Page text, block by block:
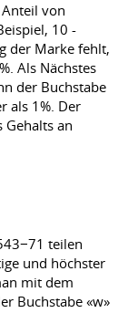
von
10 -
der Marke fehlt,
Als Nächstes
der Buchstabe
als 1%. Der
Gehalts an
teilen
und höchster
mit dem
Buchstabe «w»